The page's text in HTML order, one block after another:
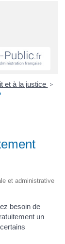
et à la justice >
et administrative
besoin de
un